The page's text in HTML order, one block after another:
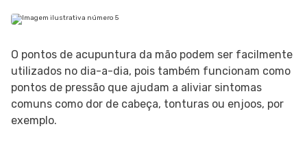
O pontos de acupuntura da mão podem ser facilmente
utilizados no dia-a-dia, pois também funcionam como
pontos de pressão que ajudam a aliviar sintomas
comuns como dor de cabeça, tonturas ou enjoos, por
exemplo.